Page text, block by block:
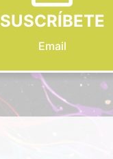
SUSCRÍBETE
Email